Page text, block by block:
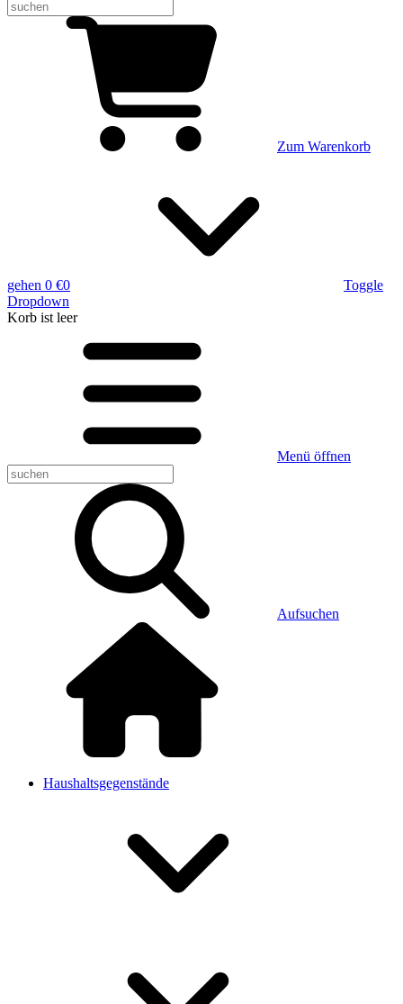
Zum Warenkorb
gehen 0 €0
Toggle
Dropdown
Korb ist leer
Menü öffnen
Aufsuchen
Haushaltsgegenstände